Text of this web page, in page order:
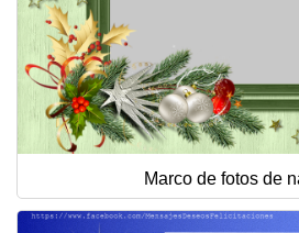
Marco de fotos de